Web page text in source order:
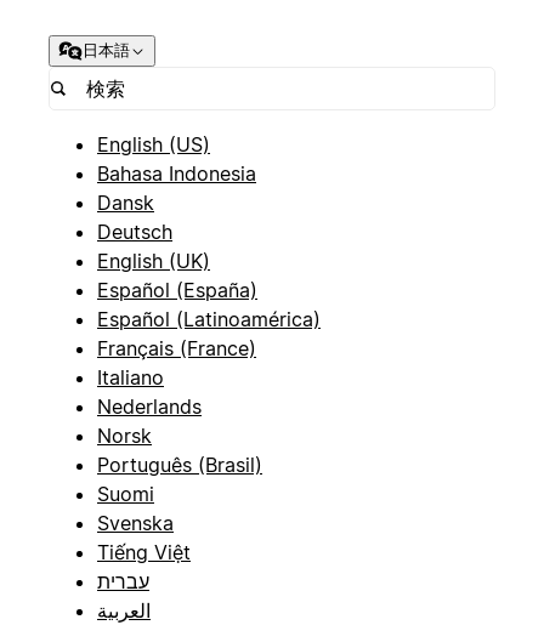
日本語
English (US)
Bahasa Indonesia
Dansk
Deutsch
English (UK)
Español (España)
Español (Latinoamérica)
Français (France)
Italiano
Nederlands
Norsk
Português (Brasil)
Suomi
Svenska
Tiếng Việt
עברית
العربية